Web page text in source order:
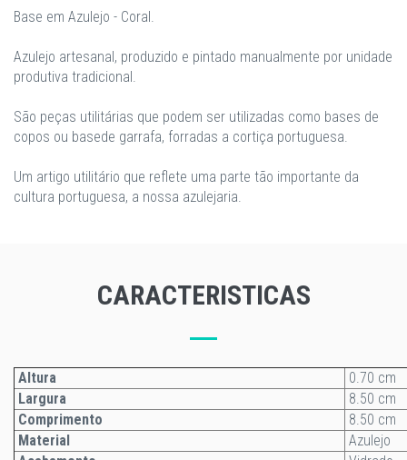
Base em Azulejo - Coral.
Azulejo artesanal, produzido e pintado manualmente por unidade
produtiva tradicional.
São peças utilitárias que podem ser utilizadas como bases de
copos ou basede garrafa, forradas a cortiça portuguesa.
Um artigo utilitário que reflete uma parte tão importante da
cultura portuguesa, a nossa azulejaria.
CARACTERISTICAS
Altura
0.70 cm
Largura
8.50 cm
Comprimento
8.50 cm
Material
Azulejo